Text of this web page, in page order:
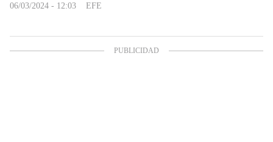
06/03/2024 - 12:03 EFE